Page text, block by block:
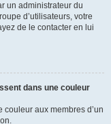
un administrateur du
d’utilisateurs, votre
de le contacter en lui
dans une couleur
aux membres d’un